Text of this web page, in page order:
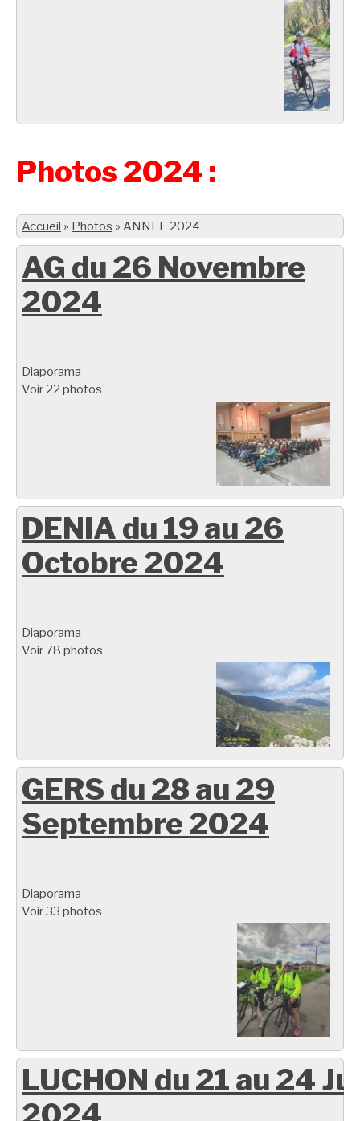
Photos 2024 :
Accueil » Photos » ANNEE 2024
AG du 26 Novembre
2024
Diaporama
Voir 22 photos
DENIA du 19 au 26
Octobre 2024
Diaporama
Voir 78 photos
GERS du 28 au 29
Septembre 2024
Diaporama
Voir 33 photos
LUCHON du 21 au 24